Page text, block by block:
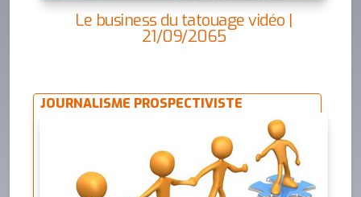
Le business du tatouage vidéo |
21/09/2065
JOURNALISME PROSPECTIVISTE